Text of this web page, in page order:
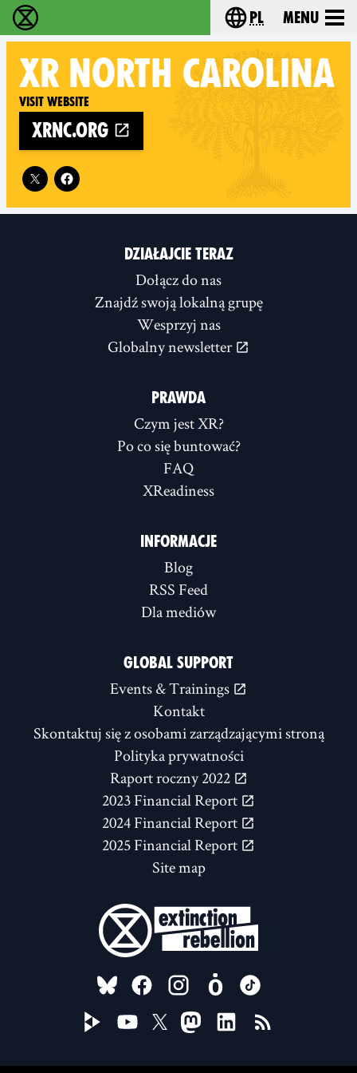
Extinction Rebellion - Home Choose your
pl Menu
XR NORTH CAROLINA
Visit website
xrnc.org
Follow XR North Carolina on
DZIAŁAJCIE TERAZ
Dołącz do nas
Znajdź swoją lokalną grupę
Wesprzyj nas
Globalny newsletter
PRAWDA
Czym jest XR?
Po co się buntować?
FAQ
XReadiness
INFORMACJE
Blog
RSS Feed
Dla mediów
GLOBAL SUPPORT
Events & Trainings
Kontakt
Skontaktuj się z osobami zarządzającymi stroną
Polityka prywatności
Raport roczny 2022
2023 Financial Report
2024 Financial Report
2025 Financial Report
Site map
FOLLOW US ON